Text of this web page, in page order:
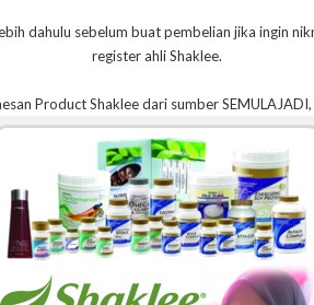
dahulu sebelum buat pembelian jika ingin
register ahli Shaklee.
Product Shaklee dari sumber